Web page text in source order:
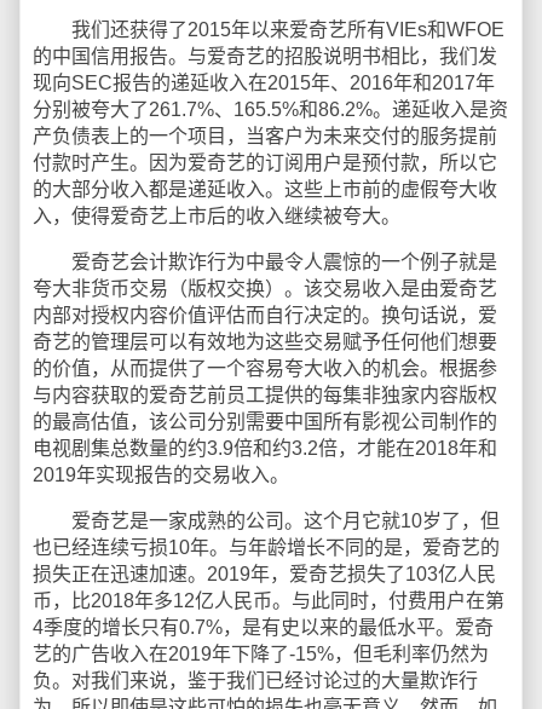
我们还获得了2015年以来爱奇艺所有VIEs和WFOE
的中国信用报告。与爱奇艺的招股说明书相比，我们发
现向SEC报告的递延收入在2015年、2016年和2017年
分别被夸大了261.7%、165.5%和86.2%。递延收入是资
产负债表上的一个项目，当客户为未来交付的服务提前
付款时产生。因为爱奇艺的订阅用户是预付款，所以它
的大部分收入都是递延收入。这些上市前的虚假夸大收
入，使得爱奇艺上市后的收入继续被夸大。
爱奇艺会计欺诈行为中最令人震惊的一个例子就是
夸大非货币交易（版权交换）。该交易收入是由爱奇艺
内部对授权内容价值评估而自行决定的。换句话说，爱
奇艺的管理层可以有效地为这些交易赋予任何他们想要
的价值，从而提供了一个容易夸大收入的机会。根据参
与内容获取的爱奇艺前员工提供的每集非独家内容版权
的最高估值，该公司分别需要中国所有影视公司制作的
电视剧集总数量的约3.9倍和约3.2倍，才能在2018年和
2019年实现报告的交易收入。
爱奇艺是一家成熟的公司。这个月它就10岁了，但
也已经连续亏损10年。与年龄增长不同的是，爱奇艺的
损失正在迅速加速。2019年，爱奇艺损失了103亿人民
币，比2018年多12亿人民币。与此同时，付费用户在第
4季度的增长只有0.7%，是有史以来的最低水平。爱奇
艺的广告收入在2019年下降了-15%，但毛利率仍然为
负。对我们来说，鉴于我们已经讨论过的大量欺诈行